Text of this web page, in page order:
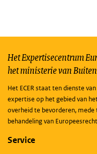
Het Expertisecentrum
het ministerie van
Het ECER staat ten dienste
expertise op het gebied van
overheid te bevorderen,
behandeling van
Service